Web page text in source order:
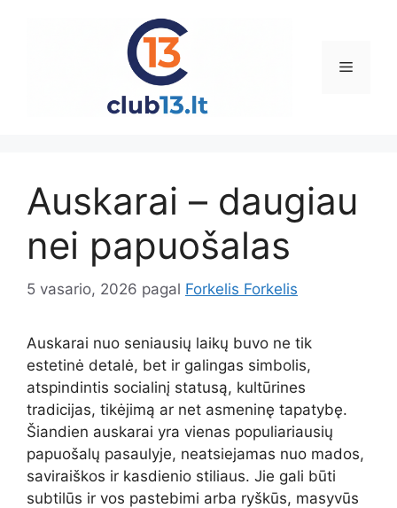
Meniu
Auskarai – daugiau
nei papuošalas
5 vasario, 2026 pagal Forkelis Forkelis
Auskarai nuo seniausių laikų buvo ne tik
estetinė detalė, bet ir galingas simbolis,
atspindintis socialinį statusą, kultūrines
tradicijas, tikėjimą ar net asmeninę tapatybę.
Šiandien auskarai yra vienas populiariausių
papuošalų pasaulyje, neatsiejamas nuo mados,
saviraiškos ir kasdienio stiliaus. Jie gali būti
subtilūs ir vos pastebimi arba ryškūs, masyvūs